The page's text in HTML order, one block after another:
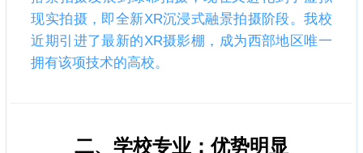
现实拍摄，即全新XR沉浸式融景拍摄阶段。我校
近期引进了最新的XR摄影棚，成为西部地区唯一
拥有该项技术的高校。
二、学校专业：优势明显